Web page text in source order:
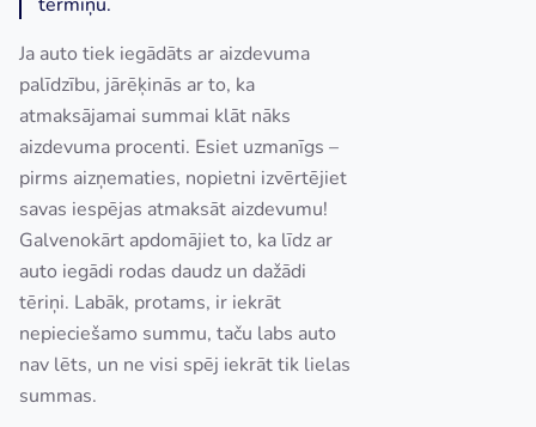
Ja auto tiek iegādāts ar aizdevuma
palīdzību, jārēķinās ar to, ka
atmaksājamai summai klāt nāks
aizdevuma procenti. Esiet uzmanīgs –
pirms aizņematies, nopietni izvērtējiet
savas iespējas atmaksāt aizdevumu!
Galvenokārt apdomājiet to, ka līdz ar
auto iegādi rodas daudz un dažādi
tēriņi. Labāk, protams, ir iekrāt
nepieciešamo summu, taču labs auto
nav lēts, un ne visi spēj iekrāt tik lielas
summas.